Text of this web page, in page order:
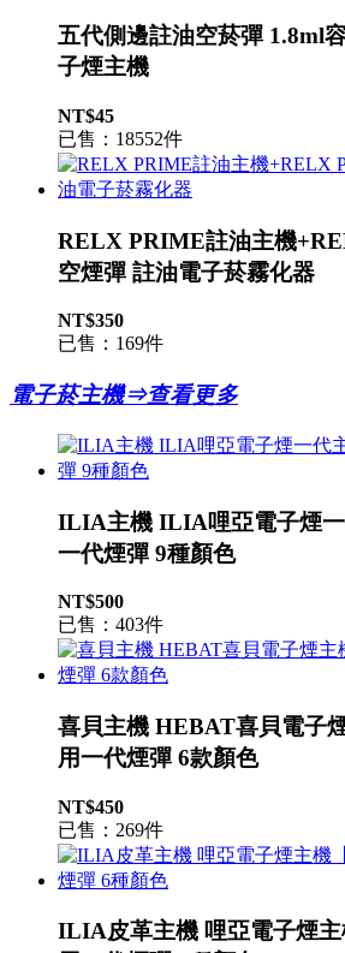
五代側邊註油空菸彈 1.8ml
子煙主機
NT$45
已售：18552件
RELX PRIME註油主機
空煙彈 註油電子菸霧化器
NT$350
已售：169件
電子菸主機⇒查看更多
ILIA主機 ILIA哩亞電子煙一
一代煙彈 9種顏色
NT$500
已售：403件
喜貝主機 HEBAT喜貝電子
用一代煙彈 6款顏色
NT$450
已售：269件
ILIA皮革主機 哩亞電子煙